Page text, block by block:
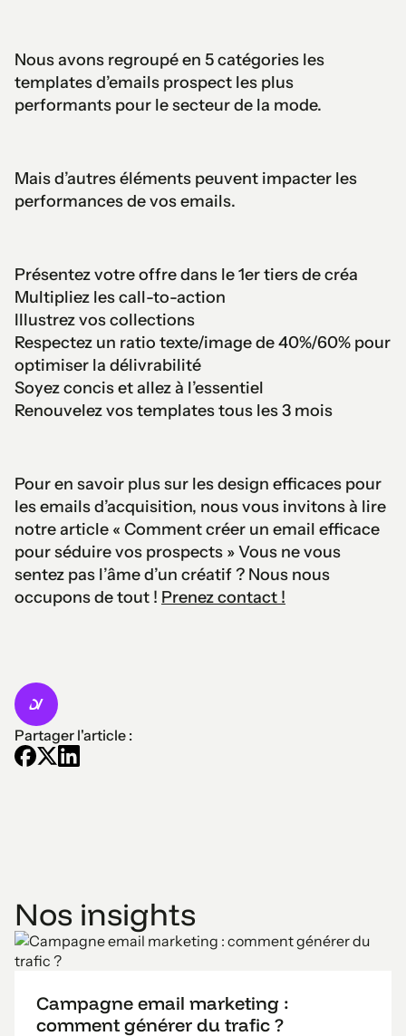
Nous avons regroupé en 5 catégories les
templates d’emails prospect les plus
performants pour le secteur de la mode.
Mais d’autres éléments peuvent impacter les
performances de vos emails.
Présentez votre offre dans le 1er tiers de créa
Multipliez les call-to-action
Illustrez vos collections
Respectez un ratio texte/image de 40%/60% pour
optimiser la délivrabilité
Soyez concis et allez à l’essentiel
Renouvelez vos templates tous les 3 mois
Pour en savoir plus sur les design efficaces pour
les emails d’acquisition, nous vous invitons à lire
notre article « Comment créer un email efficace
pour séduire vos prospects » Vous ne vous
sentez pas l’âme d’un créatif ? Nous nous
occupons de tout ! Prenez contact !
Partager l'article :
Nos insights
Campagne email marketing :
comment générer du trafic ?